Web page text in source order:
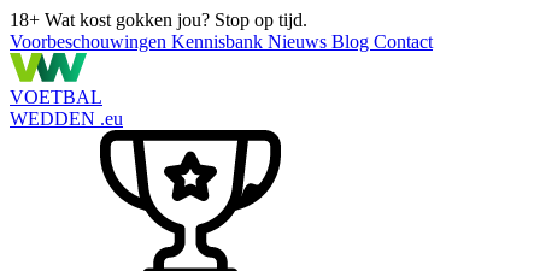
18+ Wat kost gokken jou? Stop op tijd.
Voorbeschouwingen Kennisbank Nieuws Blog Contact
VOETBAL
WEDDEN .eu